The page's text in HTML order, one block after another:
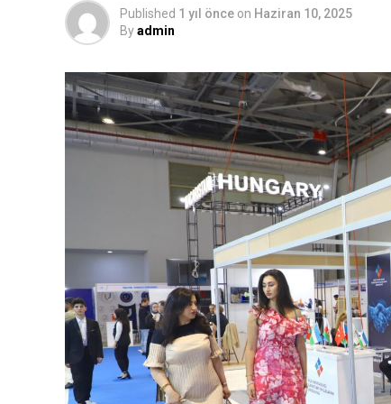
Published 1 yıl önce on Haziran 10, 2025
Byadmin